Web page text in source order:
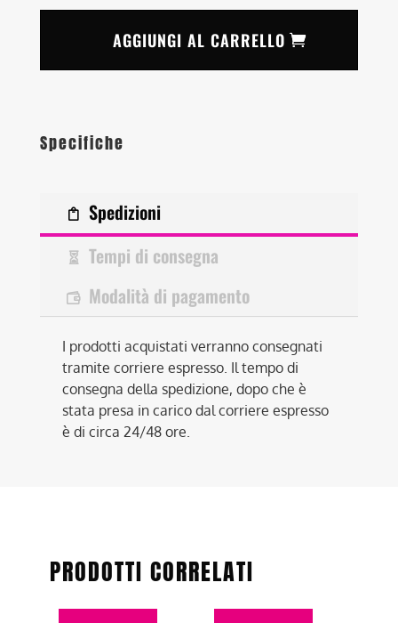
AGGIUNGI AL CARRELLO
Specifiche
Spedizioni
Tempi di consegna
Modalità di pagamento
I prodotti acquistati verranno consegnati
tramite corriere espresso. Il tempo di
consegna della spedizione, dopo che è
stata presa in carico dal corriere espresso
è di circa 24/48 ore.
PRODOTTI CORRELATI
Questo Questo